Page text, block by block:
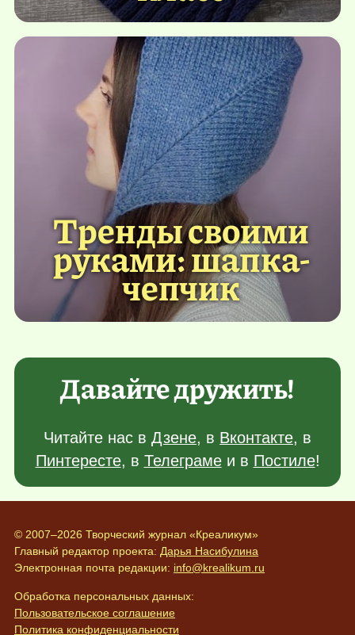
Тренды своими
руками: шапка-
чепчик
Давайте дружить!
Читайте нас в Дзене, в Вконтакте, в
Пинтересте, в Телеграмеи в Постиле!
© 2007–2026 Творческий журнал «Креаликум»
Главный редактор проекта: Дарья Насибулина
Электронная почта редакции: info@krealikum.ru
Обработка персональных данных:
Пользовательское соглашение
Политика конфиденциальности